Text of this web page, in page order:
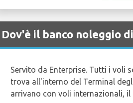
Dov'è il banco noleggio
Servito da Enterprise. Tutti i voli
trova all'interno del Terminal
arrivano con voli internazionali,